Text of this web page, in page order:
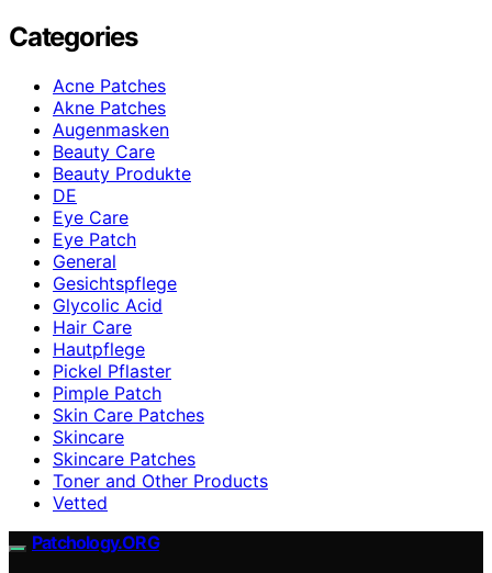
Categories
Acne Patches
Akne Patches
Augenmasken
Beauty Care
Beauty Produkte
DE
Eye Care
Eye Patch
General
Gesichtspflege
Glycolic Acid
Hair Care
Hautpflege
Pickel Pflaster
Pimple Patch
Skin Care Patches
Skincare
Skincare Patches
Toner and Other Products
Vetted
Patchology.ORG